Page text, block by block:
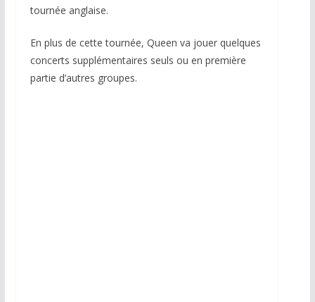
tournée anglaise.
En plus de cette tournée, Queen va jouer quelques
concerts supplémentaires seuls ou en première
partie d’autres groupes.